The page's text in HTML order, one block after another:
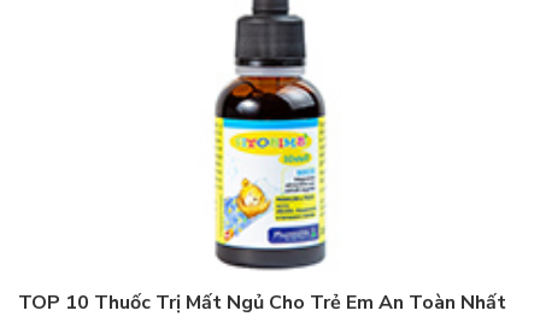
TOP 10 Thuốc Trị Mất Ngủ Cho Trẻ Em An Toàn Nhất